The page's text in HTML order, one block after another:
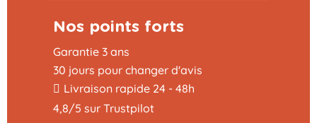
Nos points forts
Garantie 3 ans
30 jours pour changer d'avis
Livraison rapide 24 - 48h
4,8/5 sur Trustpilot